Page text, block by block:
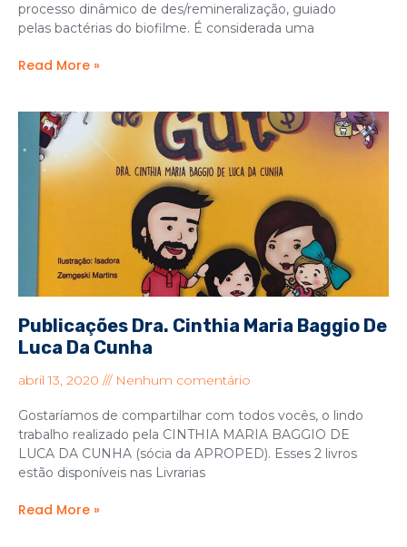
processo dinâmico de des/remineralização, guiado
pelas bactérias do biofilme. É considerada uma
Read More »
Publicações Dra. Cinthia Maria Baggio De
Luca Da Cunha
abril 13, 2020 Nenhum comentário
Gostaríamos de compartilhar com todos vocês, o lindo
trabalho realizado pela CINTHIA MARIA BAGGIO DE
LUCA DA CUNHA (sócia da APROPED). Esses 2 livros
estão disponíveis nas Livrarias
Read More »